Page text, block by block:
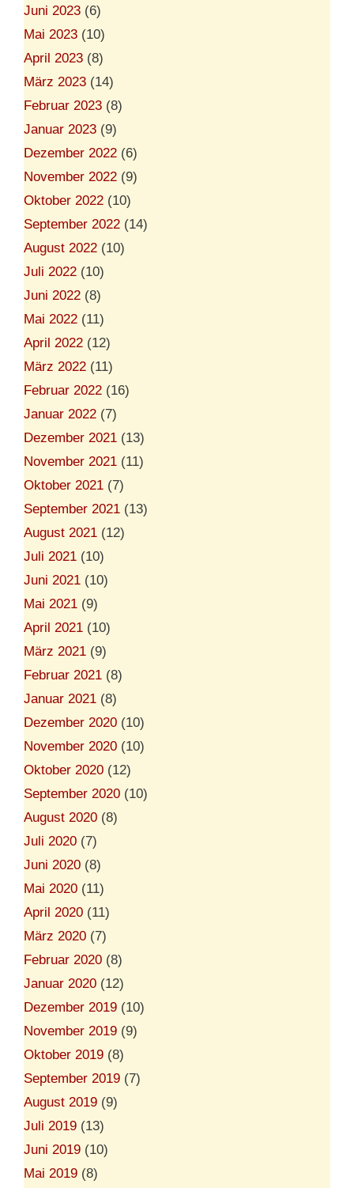
Juni 2023 (6)
Mai 2023 (10)
April 2023 (8)
März 2023 (14)
Februar 2023 (8)
Januar 2023 (9)
Dezember 2022 (6)
November 2022 (9)
Oktober 2022 (10)
September 2022 (14)
August 2022 (10)
Juli 2022 (10)
Juni 2022 (8)
Mai 2022 (11)
April 2022 (12)
März 2022 (11)
Februar 2022 (16)
Januar 2022 (7)
Dezember 2021 (13)
November 2021 (11)
Oktober 2021 (7)
September 2021 (13)
August 2021 (12)
Juli 2021 (10)
Juni 2021 (10)
Mai 2021 (9)
April 2021 (10)
März 2021 (9)
Februar 2021 (8)
Januar 2021 (8)
Dezember 2020 (10)
November 2020 (10)
Oktober 2020 (12)
September 2020 (10)
August 2020 (8)
Juli 2020 (7)
Juni 2020 (8)
Mai 2020 (11)
April 2020 (11)
März 2020 (7)
Februar 2020 (8)
Januar 2020 (12)
Dezember 2019 (10)
November 2019 (9)
Oktober 2019 (8)
September 2019 (7)
August 2019 (9)
Juli 2019 (13)
Juni 2019 (10)
Mai 2019 (8)